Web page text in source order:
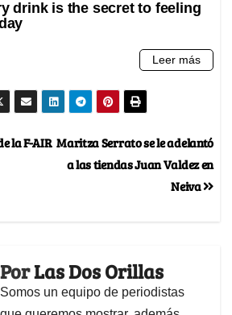
Maritza Serrato se le adelantó
a las tiendas Juan Valdez en
Neiva
la F-AIR
PorLas Dos Orillas
Somos un equipo de periodistas